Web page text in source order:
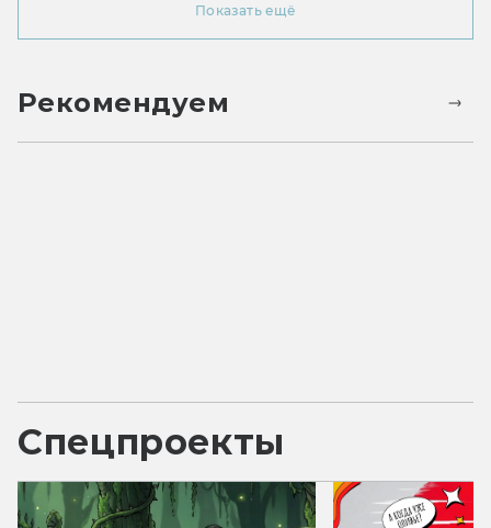
Показать ещё
Рекомендуем
Спецпроекты